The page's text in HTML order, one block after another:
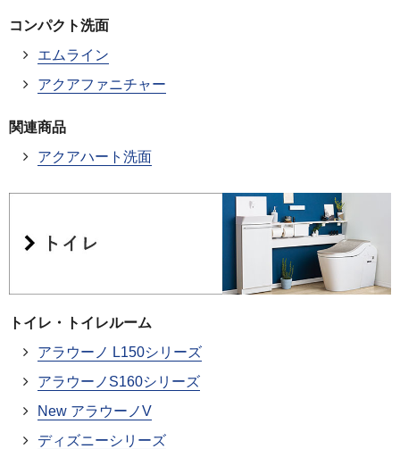
コンパクト洗面
エムライン
アクアファニチャー
関連商品
アクアハート洗面
トイレ・トイレルーム
アラウーノ L150シリーズ
アラウーノS160シリーズ
New アラウーノV
ディズニーシリーズ